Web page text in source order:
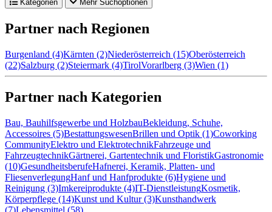
Kategorien Mehr Suchoptionen
Partner nach Regionen
Burgenland (4)Kärnten (2)Niederösterreich (15)Oberösterreich
(22)Salzburg (2)Steiermark (4)TirolVorarlberg (3)Wien (1)
Partner nach Kategorien
Bau, Bauhilfsgewerbe und HolzbauBekleidung, Schuhe,
Accessoires (5)BestattungswesenBrillen und Optik (1)Coworking
CommunityElektro und ElektrotechnikFahrzeuge und
FahrzeugtechnikGärtnerei, Gartentechnik und FloristikGastronomie
(10)GesundheitsberufeHafnerei, Keramik, Platten- und
FliesenverlegungHanf und Hanfprodukte (6)Hygiene und
Reinigung (3)Imkereiprodukte (4)IT-DienstleistungKosmetik,
Körperpflege (14)Kunst und Kultur (3)Kunsthandwerk
(7)Lebensmittel (58)